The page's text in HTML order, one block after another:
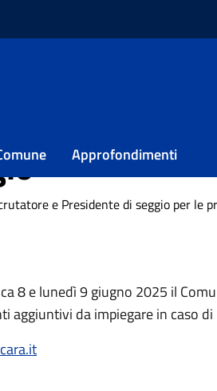
Approfondimenti
Disponibilità a svolgere ruolo
ruolo
e Presidente di seggio per le
8 e lunedì 9 giugno 2025 il
aggiuntivi da impiegare in caso